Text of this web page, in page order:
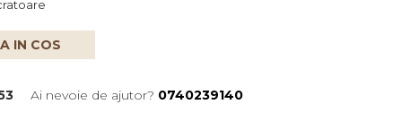
IN COS
Ai nevoie de ajutor? 0740239140